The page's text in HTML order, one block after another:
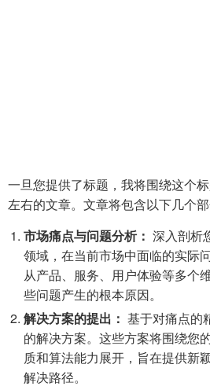
一旦您提供了标题，我将围绕这个
左右的文章。文章将包含以下几个部
市场痛点与问题分析： 深入剖析
领域，在当前市场中面临的实际
从产品、服务、用户体验等多个
些问题产生的根本原因。
解决方案的提出： 基于对痛点的
的解决方案。这些方案将围绕您
质和算法能力展开，旨在提供新
解决路径。